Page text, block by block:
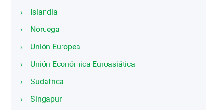
Islandia
Noruega
Unión Europea
Unión Económica Euroasiática
Sudáfrica
Singapur